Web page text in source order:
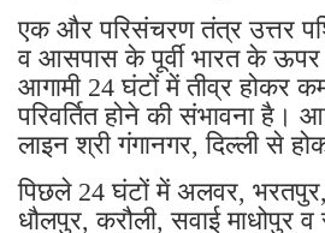
एक और परिसंचरण तंत्र उत्तर
व आसपास के पूर्वी भारत के
आगामी 24 घंटों में तीव्र होकर
परिवर्तित होने की संभावना
लाइन श्री गंगानगर, दिल्ली से
पिछले 24 घंटों में अलवर,
धौलपुर, करौली, सवाई माधोपुर